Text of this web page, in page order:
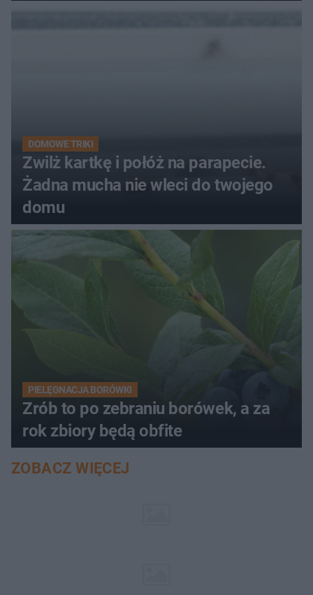
DOMOWE TRIKI
Zwilż kartkę i połóż na parapecie.
Żadna mucha nie wleci do twojego
domu
PIELĘGNACJA BORÓWKI
Zrób to po zebraniu borówek, a za
rok zbiory będą obfite
ZOBACZ WIĘCEJ